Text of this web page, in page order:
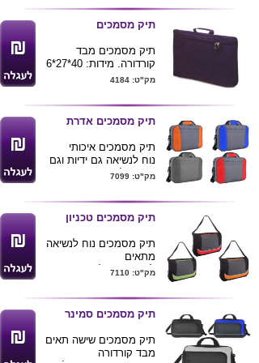
+2 כיסים עם רוכסנים
גודל תיק 40*30
מגיע בצבעים כחול ואפור
כולל רצועה לכתף
ניתן להדפיס לוגו של
הלקוח
תיק מסמכים
תיק מסמכים מבד
קורדורה. מידות: 40*27*6
מק"ט: 4184
תיק מסמכים אדרת
תיק מסמכים איכותי
נוח לנשיאה גם ידיות וגם
רצועה לכתף
מגיע בצבעים אפור שילוב
אדום .אפור שילוב כחול
מק"ט: 7099
תיק מסמכים טכניון
תיק מסמכים נוח לנשיאה
מתאים
לסטודנטים.לכנסים
מק"ט: 7110
תיק מסמכים סמינר
תיק מסמכים שישה תאים
מבד קורדורה